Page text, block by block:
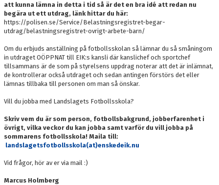
att kunna lämna in detta i tid så är det en bra idé att redan nu
begära ut ett utdrag, länk hittar du här:
https://polisen.se/Service/Belastningsregistret-begar-
utdrag/belastningsregistret-ovrigt-arbete-barn/
Om du erbjuds anställning på fotbollsskolan så lämnar du så småningom
in utdraget OÖPPNAT till EIK:s kansli där kanslichef och sportchef
tillsammans är de som på styrelsens uppdrag noterar att det är inlämnat,
de kontrollerar också utdraget och sedan antingen förstörs det eller
lämnas tillbaka till personen om man så önskar.
Vill du jobba med Landslagets Fotbollsskola?
Skriv vem du är som person, fotbollsbakgrund, jobberfarenhet i
övrigt, vilka veckor du kan jobba samt varför du vill jobba på
sommarens fotbollsskola! Maila till:
landslagetsfotbollsskola(at)enskedeik.nu
Vid frågor, hör av er via mail :)
Marcus Holmberg